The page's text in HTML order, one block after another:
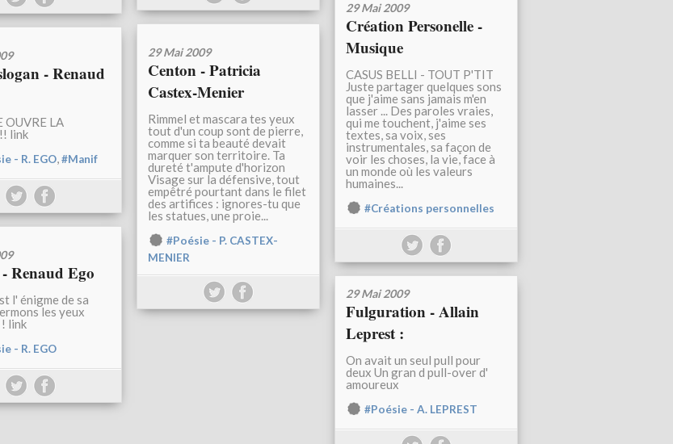
29 Mai 2009
Création Personelle -
Musique
CASUS BELLI - TOUT P'TIT
Juste partager quelques sons
que j'aime sans jamais m'en
lasser ... Des paroles vraies,
qui me touchent, j'aime ses
textes, sa voix, ses
instrumentales, sa façon de
voir les choses, la vie, face à
un monde où les valeurs
humaines...
#Créations personnelles
29 Mai 2009
Centon - Patricia
Castex-Menier
Rimmel et mascara tes yeux
tout d'un coup sont de pierre,
comme si ta beauté devait
marquer son territoire. Ta
dureté t'ampute d'horizon
Visage sur la défensive, tout
empêtré pourtant dans le filet
des artifices : ignores-tu que
les statues, une proie...
#Poésie - P. CASTEX-
MENIER
- Renaud
OUVRE LA
link
- R. EGO,#Manif
Renaud Ego
l' énigme de sa
les yeux
link
- R. EGO
29 Mai 2009
Fulguration - Allain
Leprest :
On avait un seul pull pour
deux Un gran d pull-over d'
amoureux
#Poésie - A. LEPREST